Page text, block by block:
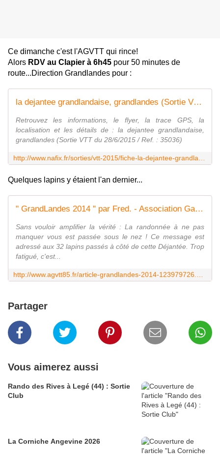
Ce dimanche c'est l'AGVTT qui rince!
Alors RDV au Clapier à 6h45 pour 50 minutes de
route...Direction Grandlandes pour :
la dejantee grandlandaise, grandlandes (Sortie VTT du 28/6/2015 / Ref. : 35036)
Retrouvez les informations, le flyer, la trace GPS, la
localisation et les détails de : la dejantee grandlandaise,
grandlandes (Sortie VTT du 28/6/2015 / Ref. : 35036)
Quelques lapins y étaient l'an dernier...
" GrandLandes 2014 " par Fred. - Association Gaubretièroise Vélo Tout Terrain
Sans vouloir amplifier la vérité : La randonnée à ne pas
manquer vous est passée sous le nez ! Ce message est
adressé aux 32 lapins passés à côté de cette Déjantée. Trop
fatigué, c'est...
Partager
Vous aimerez aussi
Rando des Rives à Legé (44) : Sortie
Club
La Corniche Angevine 2026